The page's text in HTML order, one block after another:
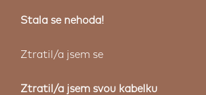
Stala se nehoda!
Ztratil/a jsem se
Ztratil/a jsem svou kabelku